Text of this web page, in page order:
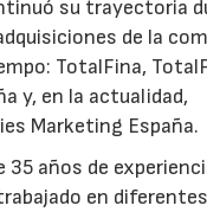
su trayectoria
de la
TotalFina,
y, en la actualidad,
Marketing España.
35 años de
en